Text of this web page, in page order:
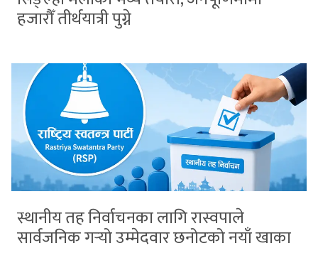
हजारौँ तीर्थयात्री पुग्ने
स्थानीय तह निर्वाचनका लागि रास्वपाले
सार्वजनिक गर्‍यो उम्मेदवार छनोटको नयाँ खाका